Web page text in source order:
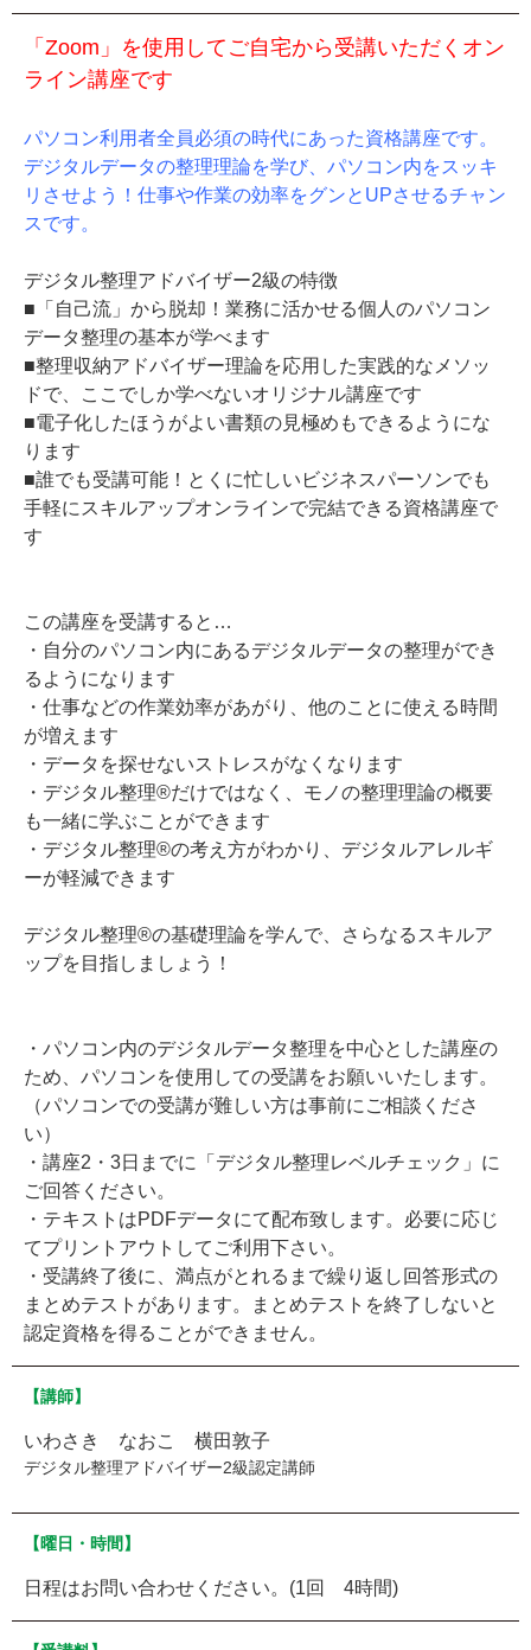
「Zoom」を使用してご自宅から受講いただくオン
ライン講座です
パソコン利用者全員必須の時代にあった資格講座です。
デジタルデータの整理理論を学び、パソコン内をスッキ
リさせよう！仕事や作業の効率をグンとUPさせるチャン
スです。
デジタル整理アドバイザー2級の特徴
■「自己流」から脱却！業務に活かせる個人のパソコン
データ整理の基本が学べます
■整理収納アドバイザー理論を応用した実践的なメソッ
ドで、ここでしか学べないオリジナル講座です
■電子化したほうがよい書類の見極めもできるようにな
ります
■誰でも受講可能！とくに忙しいビジネスパーソンでも
手軽にスキルアップオンラインで完結できる資格講座で
す
この講座を受講すると…
・自分のパソコン内にあるデジタルデータの整理ができ
るようになります
・仕事などの作業効率があがり、他のことに使える時間
が増えます
・データを探せないストレスがなくなります
・デジタル整理®だけではなく、モノの整理理論の概要
も一緒に学ぶことができます
・デジタル整理®の考え方がわかり、デジタルアレルギ
ーが軽減できます
デジタル整理®の基礎理論を学んで、さらなるスキルア
ップを目指しましょう！
・パソコン内のデジタルデータ整理を中心とした講座の
ため、パソコンを使用しての受講をお願いいたします。
（パソコンでの受講が難しい方は事前にご相談くださ
い）
・講座2・3日までに「デジタル整理レベルチェック」に
ご回答ください。
・テキストはPDFデータにて配布致します。必要に応じ
てプリントアウトしてご利用下さい。
・受講終了後に、満点がとれるまで繰り返し回答形式の
まとめテストがあります。まとめテストを終了しないと
認定資格を得ることができません。
【講師】
いわさき なおこ 横田敦子
デジタル整理アドバイザー2級認定講師
【曜日・時間】
日程はお問い合わせください。(1回 4時間)